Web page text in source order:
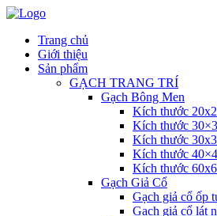
Trang chủ
Giới thiệu
Sản phẩm
GẠCH TRANG TRÍ
Gạch Bông Men
Kích thước
Kích thước
Kích thước
Kích thước
Kích thước
Gạch Giả Cổ
Gạch giả cổ ốp
Gạch giả cổ lát